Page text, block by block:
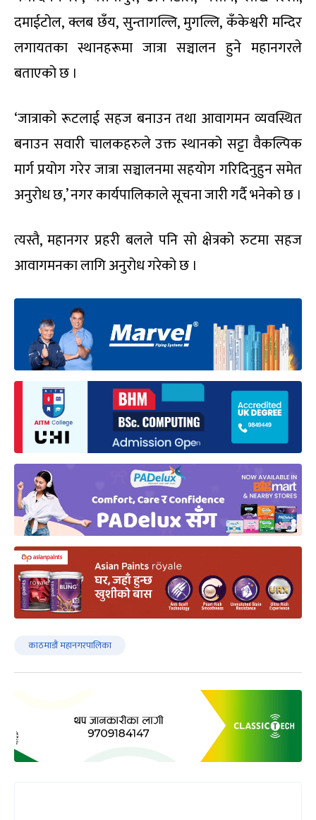
दमाईटोल, क्लब छँय, सुन्तागल्लि, मुगल्लि, कँकेश्वरी मन्दिर
लगायतका स्थानहरूमा जात्रा सञ्चालन हुने महानगरले
बताएको छ ।
‘जात्राको रूटलाई सहज बनाउन तथा आवागमन व्यवस्थित
बनाउन सवारी चालकहरुले उक्त स्थानको सट्टा वैकल्पिक
मार्ग प्रयोग गरेर जात्रा सञ्चालनमा सहयोग गरिदिनुहुन समेत
अनुरोध छ,’ नगर कार्यपालिकाले सूचना जारी गर्दै भनेको छ ।
त्यस्तै, महानगर प्रहरी बलले पनि सो क्षेत्रको रुटमा सहज
आवागमनका लागि अनुरोध गरेको छ ।
काठमाडौं महानगरपालिका